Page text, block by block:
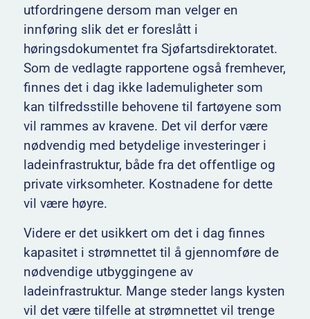
utfordringene dersom man velger en
innføring slik det er foreslått i
høringsdokumentet fra Sjøfartsdirektoratet.
Som de vedlagte rapportene også fremhever,
finnes det i dag ikke lademuligheter som
kan tilfredsstille behovene til fartøyene som
vil rammes av kravene. Det vil derfor være
nødvendig med betydelige investeringer i
ladeinfrastruktur, både fra det offentlige og
private virksomheter. Kostnadene for dette
vil være høyre.
Videre er det usikkert om det i dag finnes
kapasitet i strømnettet til å gjennomføre de
nødvendige utbyggingene av
ladeinfrastruktur. Mange steder langs kysten
vil det være tilfelle at strømnettet vil trenge